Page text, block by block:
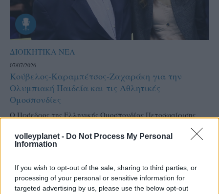
volleyplanet - Do Not Process My Personal
Information
If you wish to opt-out of the sale, sharing to third parties, or
processing of your personal or sensitive information for
targeted advertising by us, please use the below opt-out
ΔΙΟΙΚΗΤΙΚΑ ΝΕΑ
07/07/2026
Κούβελος-Καραμπέτσος-Ζαχαράκη για την
Ολυμπιακή Παιδεία και τις Αθλητικές
Ομοσπονδίες
Ο Πρόεδρος της Ελληνικής Ομοσπονδίας Πετοσφαίρισης
Πρόεδρος της Ελληνικής Ολυμπιακής Επιτροπής Ισίδωρος...